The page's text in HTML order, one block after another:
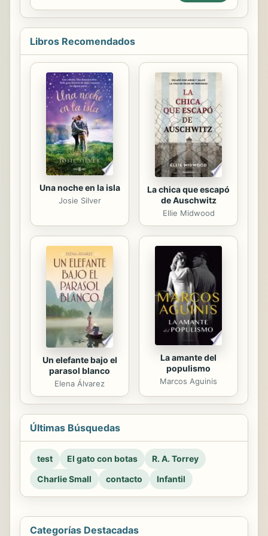
fotos e imágenes.
Libros Recomendados
Una noche en la isla
Josie Silver
La chica que escapó
de Auschwitz
Ellie Midwood
Un elefante bajo el
parasol blanco
Elena Álvarez
La amante del
populismo
Marcos Aguinis
Últimas Búsquedas
test El gato con botas
R. A. Torrey
Charlie Small
contacto Infantil
Categorías Destacadas